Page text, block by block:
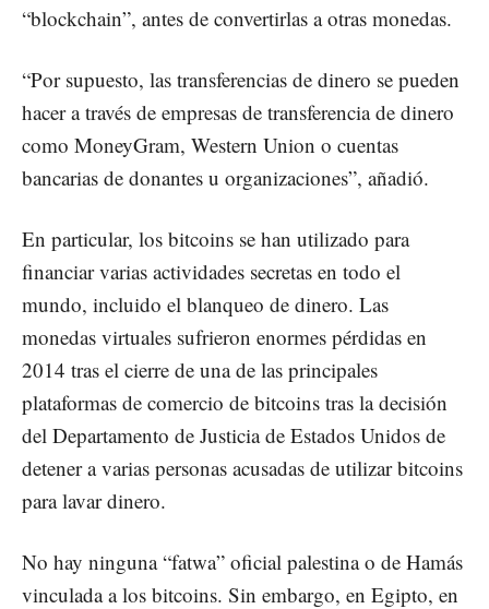
“blockchain”, antes de convertirlas a otras monedas.
“Por supuesto, las transferencias de dinero se pueden
hacer a través de empresas de transferencia de dinero
como MoneyGram, Western Union o cuentas
bancarias de donantes u organizaciones”, añadió.
En particular, los bitcoins se han utilizado para
financiar varias actividades secretas en todo el
mundo, incluido el blanqueo de dinero. Las
monedas virtuales sufrieron enormes pérdidas en
2014 tras el cierre de una de las principales
plataformas de comercio de bitcoins tras la decisión
del Departamento de Justicia de Estados Unidos de
detener a varias personas acusadas de utilizar bitcoins
para lavar dinero.
No hay ninguna “fatwa” oficial palestina o de Hamás
vinculada a los bitcoins. Sin embargo, en Egipto, en